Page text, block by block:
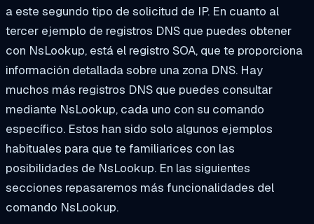
a este segundo tipo de solicitud de IP. En cuanto al
tercer ejemplo de registros DNS que puedes obtener
con NsLookup, está el registro SOA, que te proporciona
información detallada sobre una zona DNS. Hay
muchos más registros DNS que puedes consultar
mediante NsLookup, cada uno con su comando
específico. Estos han sido solo algunos ejemplos
habituales para que te familiarices con las
posibilidades de NsLookup. En las siguientes
secciones repasaremos más funcionalidades del
comando NsLookup.